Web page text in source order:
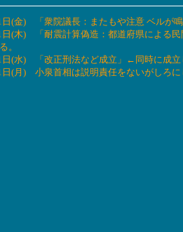
日(金) 「衆院議長：またもや注意 ベルが
日(木) 「耐震計算偽造：都道府県による
。
日(水) 「改正刑法など成立」←同時に成立
日(月) 小泉首相は説明責任をないがしろ